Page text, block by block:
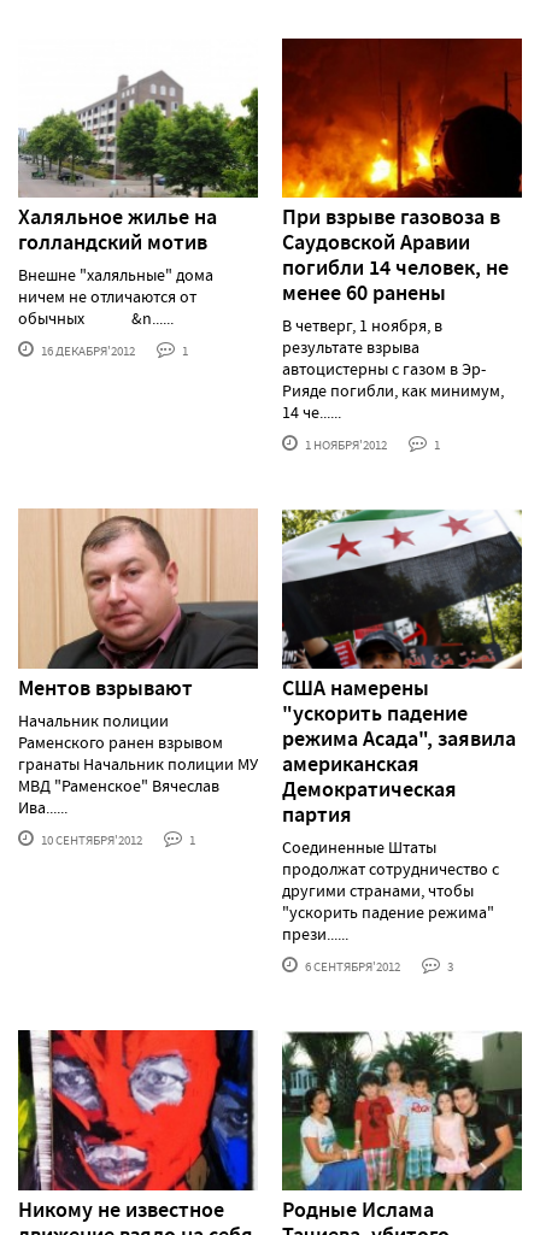
Халяльное жилье на
голландский мотив
Внешне "халяльные" дома
ничем не отличаются от
обычных &n......
16 ДЕКАБРЯ'2012 1
При взрыве газовоза в
Саудовской Аравии
погибли 14 человек, не
менее 60 ранены
В четверг, 1 ноября, в
результате взрыва
автоцистерны с газом в Эр-
Рияде погибли, как минимум,
14 че......
1 НОЯБРЯ'2012 1
Ментов взрывают
Начальник полиции
Раменского ранен взрывом
гранаты Начальник полиции МУ
МВД "Раменское" Вячеслав
Ива......
10 СЕНТЯБРЯ'2012 1
США намерены
"ускорить падение
режима Асада", заявила
американская
Демократическая
партия
Соединенные Штаты
продолжат сотрудничество с
другими странами, чтобы
"ускорить падение режима"
прези......
6 СЕНТЯБРЯ'2012 3
Никому не известное
Родные Ислама